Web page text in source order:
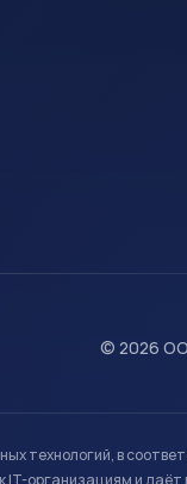
© 2026
технологий, в
организациям и даёт